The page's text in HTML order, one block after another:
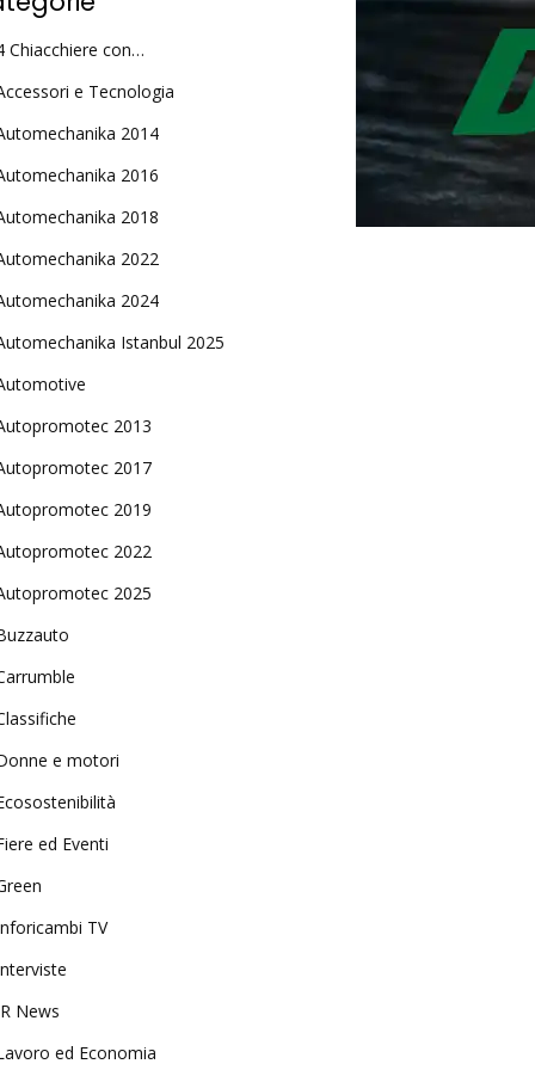
Chiacchiere con…
e Tecnologia
2014
2016
2018
2022
2024
Istanbul 2025
2013
2017
2019
2022
2025
e motori
ed Eventi
TV
News
ed Economia